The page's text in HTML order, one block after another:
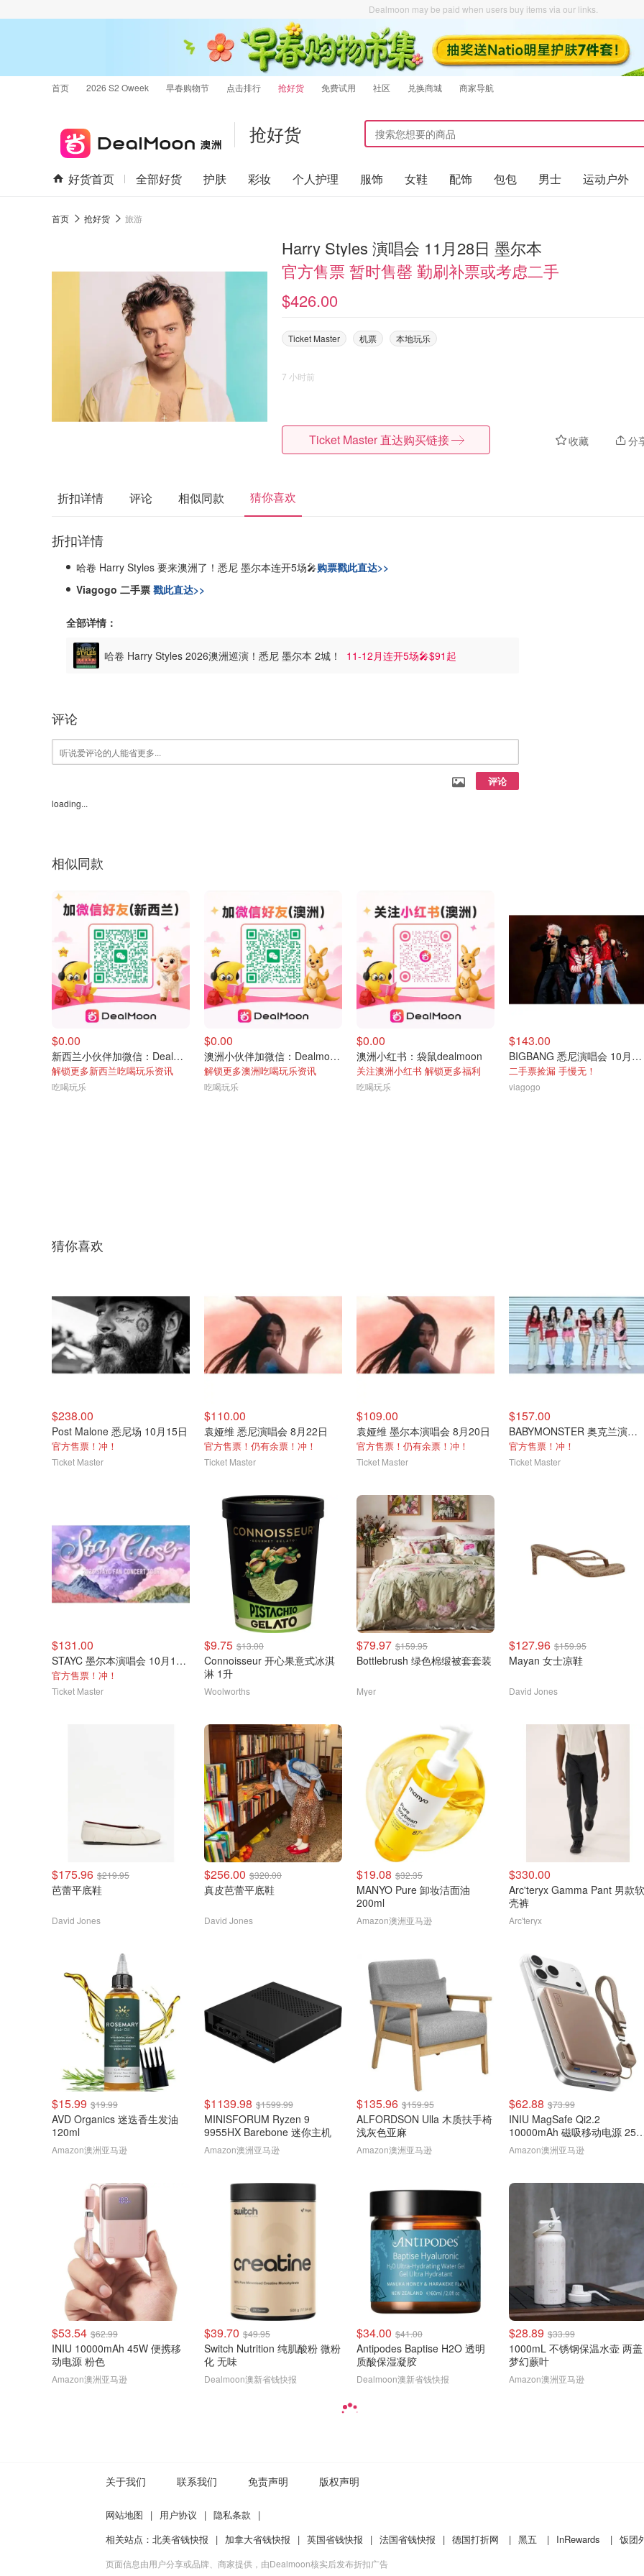
Dealmoon may be paid when users buy items via our links.
首页 2026 S2 Oweek 早春购物节 点击排行 抢好货 免费试用 社区 兑换商城 商家导航
抢好货
好货首页 全部好货 护肤 彩妆 个人护理 服饰 女鞋 配饰 包包 男士 运动户外
首页 抢好货 旅游
Harry Styles 演唱会 11月28日 墨尔本
官方售票 暂时售罄 勤刷补票或考虑二手
$426.00
Ticket Master 机票 本地玩乐
7 小时前
收藏 分
Ticket Master 直达购买链接
折扣详情 评论 相似同款 猜你喜欢
折扣详情
哈卷 Harry Styles 要来澳洲了！悉尼 墨尔本连开5场🎤购票戳此直达>>
Viagogo 二手票 戳此直达>>
全部详情：
哈卷 Harry Styles 2026澳洲巡演！悉尼 墨尔本 2城！ 11-12月连开5场🎤$91起
评论
评论
loading...
相似同款
$0.00
新西兰小伙伴加微信：DealmoonNz
解锁更多新西兰吃喝玩乐资讯
吃喝玩乐
$0.00
澳洲小伙伴加微信：DealmoonAu2
解锁更多澳洲吃喝玩乐资讯
吃喝玩乐
$0.00
澳洲小红书：袋鼠dealmoon
关注澳洲小红书 解锁更多福利
吃喝玩乐
$143.00
BIGBANG 悉尼演唱会 10月31日
二手票捡漏 手慢无！
viagogo
猜你喜欢
$238.00
Post Malone 悉尼场 10月15日
官方售票！冲！
Ticket Master
$110.00
袁娅维 悉尼演唱会 8月22日
官方售票！仍有余票！冲！
Ticket Master
$109.00
袁娅维 墨尔本演唱会 8月20日
官方售票！仍有余票！冲！
Ticket Master
$157.00
BABYMONSTER 奥克兰演唱会 12月8日
官方售票！冲！
Ticket Master
$131.00
STAYC 墨尔本演唱会 10月16日
官方售票！冲！
Ticket Master
$9.75 $13.00
Connoisseur 开心果意式冰淇
淋 1升
Woolworths
$79.97 $159.95
Bottlebrush 绿色棉缎被套套装
Myer
$127.96 $159.95
Mayan 女士凉鞋
David Jones
$175.96 $219.95
芭蕾平底鞋
David Jones
$256.00 $320.00
真皮芭蕾平底鞋
David Jones
$19.08 $32.35
MANYO Pure 卸妆洁面油
200ml
Amazon澳洲亚马逊
$330.00
Arc'teryx Gamma Pant 男款软
壳裤
Arc'teryx
$15.99 $19.99
AVD Organics 迷迭香生发油
120ml
Amazon澳洲亚马逊
$1139.98 $1599.99
MINISFORUM Ryzen 9
9955HX Barebone 迷你主机
Amazon澳洲亚马逊
$135.96 $159.95
ALFORDSON Ulla 木质扶手椅
浅灰色亚麻
Amazon澳洲亚马逊
$62.88 $73.99
INIU MagSafe Qi2.2
10000mAh 磁吸移动电源
棕色
Amazon澳洲亚马逊
$53.54 $62.99
INIU 10000mAh 45W 便携移
动电源 粉色
Amazon澳洲亚马逊
$39.70 $49.95
Switch Nutrition 纯肌酸粉 微粉
化 无味
Dealmoon澳新省钱快报
$34.00 $41.00
Antipodes Baptise H2O 透明
质酸保湿凝胶
Dealmoon澳新省钱快报
$28.89 $33.99
1000mL 不锈钢保温水壶 两盖
梦幻蕨叶
Amazon澳洲亚马逊
关于我们 联系我们 免责声明 版权声明
网站地图 | 用户协议 | 隐私条款
|
相关站点： 北美省钱快报 | 加拿大省钱快报 | 英国省钱快报 | 法国省钱快报 | 德国打折网 | 黑五 | InRewards | 饭团
页面信息由用户分享或品牌、商家提供，由Dealmoon核实后发布折扣广告